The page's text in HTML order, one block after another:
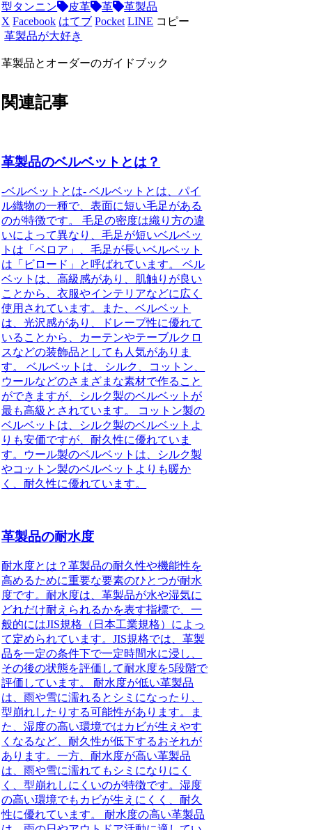
型タンニン
皮革 革
革製品
X Facebook はてブ Pocket LINE コピー
革製品が大好き
革製品とオーダーのガイドブック
関連記事
革製品のベルベットとは？
-ベルベットとは- ベルベットとは、パイ
ル織物の一種で、表面に短い毛足がある
のが特徴です。 毛足の密度は織り方の違
いによって異なり、毛足が短いベルベッ
トは「ベロア」、毛足が長いベルベット
は「ビロード」と呼ばれています。 ベル
ベットは、高級感があり、肌触りが良い
ことから、衣服やインテリアなどに広く
使用されています。また、ベルベット
は、光沢感があり、ドレープ性に優れて
いることから、カーテンやテーブルクロ
スなどの装飾品としても人気がありま
す。 ベルベットは、シルク、コットン、
ウールなどのさまざまな素材で作ること
ができますが、シルク製のベルベットが
最も高級とされています。 コットン製の
ベルベットは、シルク製のベルベットよ
りも安価ですが、耐久性に優れていま
す。ウール製のベルベットは、シルク製
やコットン製のベルベットよりも暖か
く、耐久性に優れています。
革製品の耐水度
耐水度とは？革製品の耐久性や機能性を
高めるために重要な要素のひとつが耐水
度です。耐水度は、革製品が水や湿気に
どれだけ耐えられるかを表す指標で、一
般的にはJIS規格（日本工業規格）によっ
て定められています。JIS規格では、革製
品を一定の条件下で一定時間水に浸し、
その後の状態を評価して耐水度を5段階で
評価しています。 耐水度が低い革製品
は、雨や雪に濡れるとシミになったり、
型崩れしたりする可能性があります。ま
た、湿度の高い環境ではカビが生えやす
くなるなど、耐久性が低下するおそれが
あります。一方、耐水度が高い革製品
は、雨や雪に濡れてもシミになりにく
く、型崩れしにくいのが特徴です。湿度
の高い環境でもカビが生えにくく、耐久
性に優れています。 耐水度の高い革製品